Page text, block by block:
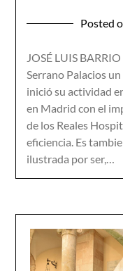
Posted
JOSÉ LUIS
Serrano Palacios
inició su actividad
en Madrid con el
de los Reales
eficiencia. Es
ilustrada por ser,…